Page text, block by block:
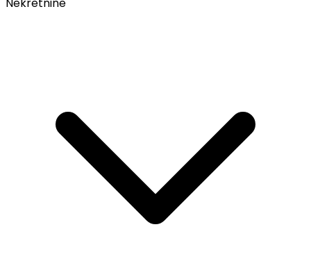
Nekretnine